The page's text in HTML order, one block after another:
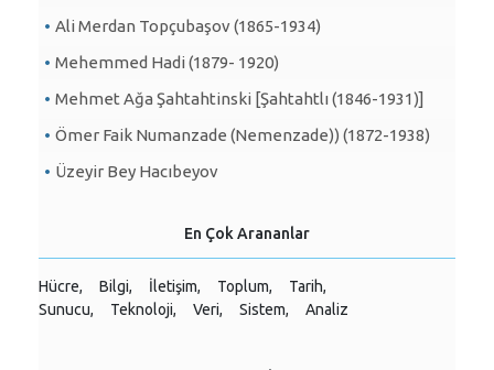
Ali Merdan Topçubaşov (1865-1934)
Mehemmed Hadi (1879- 1920)
Mehmet Ağa Şahtahtinski [Şahtahtlı (1846-1931)]
Ömer Faik Numanzade (Nemenzade)) (1872-1938)
Üzeyir Bey Hacıbeyov
En Çok Arananlar
Hücre, Bilgi, İletişim, Toplum,
Tarih,
Sunucu,
Teknoloji, Veri, Sistem, Analiz